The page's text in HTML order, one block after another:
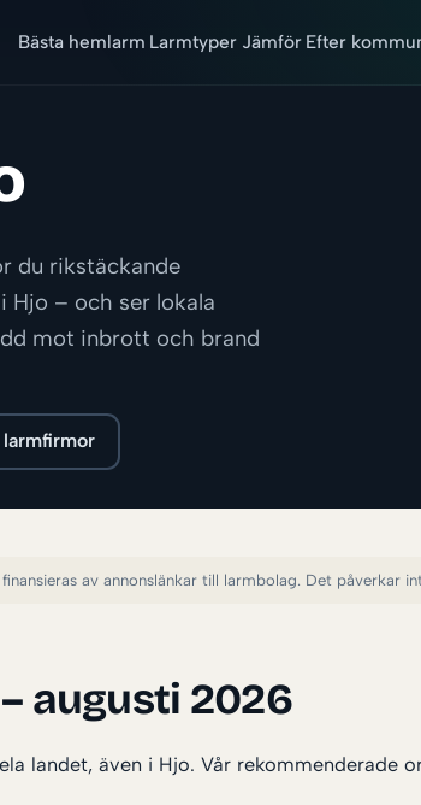
Bästa hemlarm Larmtyper Jämför Efter
du rikstäckande
Hjo – och ser lokala
mot inbrott och brand
larmfirmor
av annonslänkar till larmbolag. Det påverkar
augusti 2026
landet, även i Hjo. Vår rekommenderade